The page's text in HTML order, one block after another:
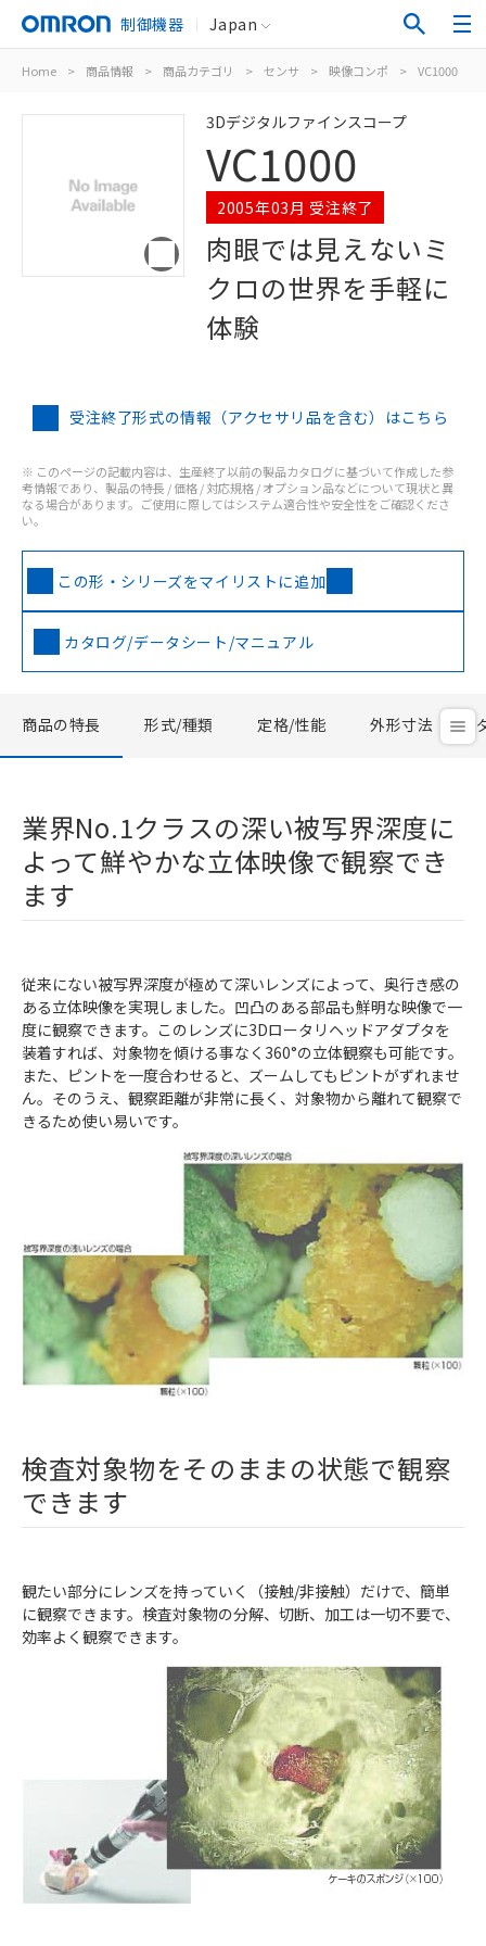
制御機器 Japan
Home > 商品情報 > 商品カテゴリ > センサ > 映像コンポ > VC1000
3Dデジタルファインスコープ
VC1000
2005年03月 受注終了
肉眼では見えないミ
クロの世界を手軽に
体験
受注終了形式の情報（アクセサリ品を含む）はこちら
※ このページの記載内容は、生産終了以前の製品カタログに基づいて作成した参
考情報であり、製品の特長 / 価格 / 対応規格 / オプション品などについて現状と異
なる場合があります。ご使用に際してはシステム適合性や安全性をご確認くださ
い。
この形・シリーズをマイリストに追加
カタログ/データシート/マニュアル
商品の特長 形式/種類 定格/性能 外形寸法
業界No.1クラスの深い被写界深度に
よって鮮やかな立体映像で観察でき
ます
従来にない被写界深度が極めて深いレンズによって、奥行き感の
ある立体映像を実現しました。凹凸のある部品も鮮明な映像で一
度に観察できます。このレンズに3Dロータリヘッドアダプタを
装着すれば、対象物を傾ける事なく360°の立体観察も可能です。
また、ピントを一度合わせると、ズームしてもピントがずれませ
ん。そのうえ、観察距離が非常に長く、対象物から離れて観察で
きるため使い易いです。
検査対象物をそのままの状態で観察
できます
観たい部分にレンズを持っていく（接触/非接触）だけで、簡単
に観察できます。検査対象物の分解、切断、加工は一切不要で、
効率よく観察できます。